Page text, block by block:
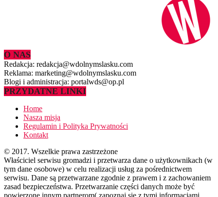
O NAS
Redakcja: redakcja@wdolnymslasku.com
Reklama: marketing@wdolnymslasku.com
Blogi i administracja: portalwds@op.pl
PRZYDATNE LINKI
Home
Nasza misja
Regulamin i Polityka Prywatności
Kontakt
© 2017. Wszelkie prawa zastrzeżone
Właściciel serwisu gromadzi i przetwarza dane o użytkownikach (w
tym dane osobowe) w celu realizacji usług za pośrednictwem
serwisu. Dane są przetwarzane zgodnie z prawem i z zachowaniem
zasad bezpieczeństwa. Przetwarzanie części danych może być
powierzone innym partnerom( zapoznaj się z tymi informacjami